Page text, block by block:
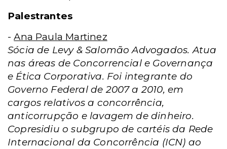
Palestrantes
-Ana Paula Martinez
Sócia de Levy & Salomão Advogados. Atua
nas áreas de Concorrencial e Governança
e Ética Corporativa. Foi integrante do
Governo Federal de 2007 a 2010, em
cargos relativos a concorrência,
anticorrupção e lavagem de dinheiro.
Copresidiu o subgrupo de cartéis da Rede
Internacional da Concorrência (ICN) ao